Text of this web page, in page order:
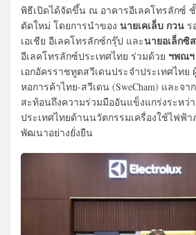
พิธีเปิดได้จัดขึ้น ณ อาคารอีเลคโทรลักซ์
ตัดใหม่ โดยการนำของ นายเคเล็บ กวน ร
เอเชีย อีเลคโทรลักซ์กรุ๊ป และนายอเล็กซิ
อีเลคโทรลักซ์ประเทศไทย ร่วมด้วย ฯพณฯ
เอกอัครราชทูตสวีเดนประจำประเทศไทย
หอการค้าไทย-สวีเดน (SweCham) และจาก
สะท้อนถึงความร่วมมืออันแข็งแกร่งระหว่
ประเทศไทยด้านนวัตกรรมเครื่องใช้ไฟฟ้
พัฒนาอย่างยั่งยืน